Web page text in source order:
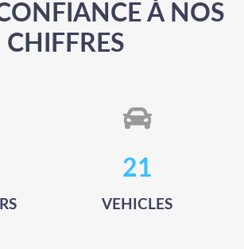
À NOS
CHIFFRES
26
VEHICLES